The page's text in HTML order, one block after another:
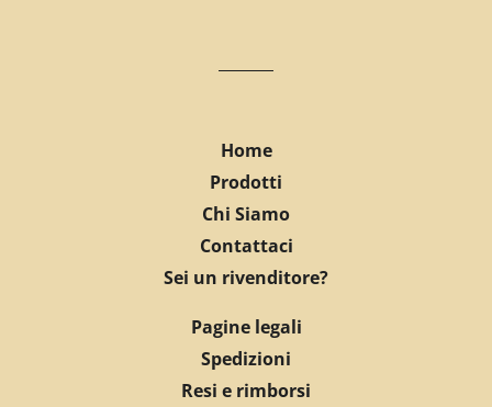
Home
Prodotti
Chi Siamo
Contattaci
Sei un rivenditore?
Pagine legali
Spedizioni
Resi e rimborsi